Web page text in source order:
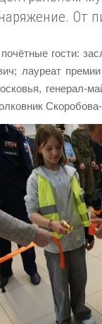
От
гости:
лауреат
генерал-